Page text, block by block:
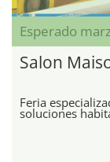
Esperado
Salon
Feria
soluciones